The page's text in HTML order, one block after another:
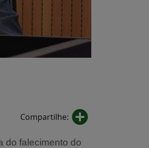
Compartilhe:
do falecimento do